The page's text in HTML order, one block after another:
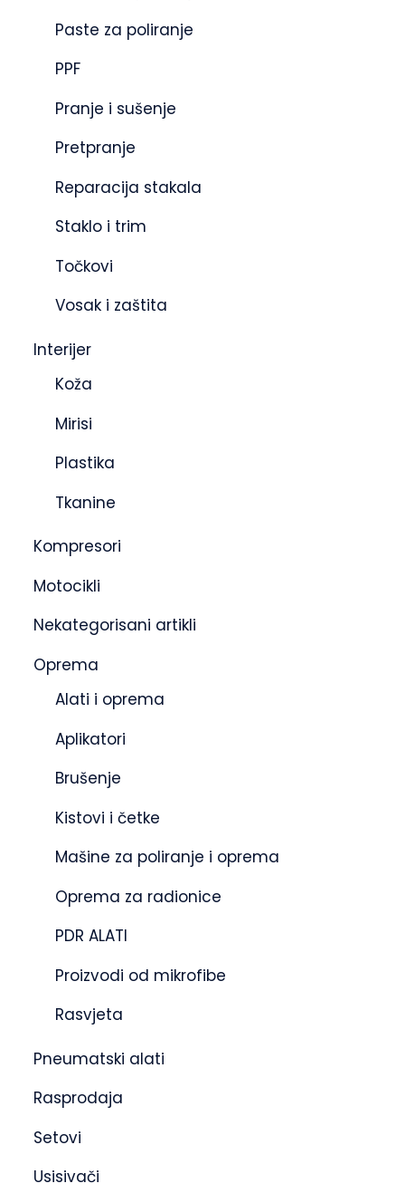
Paste za poliranje
PPF
Pranje i sušenje
Pretpranje
Reparacija stakala
Staklo i trim
Točkovi
Vosak i zaštita
Interijer
Koža
Mirisi
Plastika
Tkanine
Kompresori
Motocikli
Nekategorisani artikli
Oprema
Alati i oprema
Aplikatori
Brušenje
Kistovi i četke
Mašine za poliranje i oprema
Oprema za radionice
PDR ALATI
Proizvodi od mikrofibe
Rasvjeta
Pneumatski alati
Rasprodaja
Setovi
Usisivači